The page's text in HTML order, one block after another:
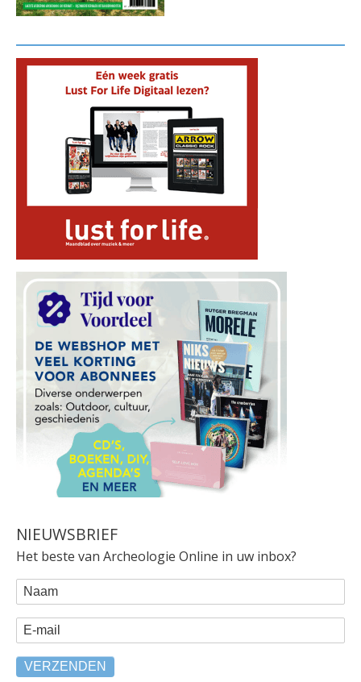
NIEUWSBRIEF
Het beste van Archeologie Online in uw inbox?
WEBFORM
Naam
E-mail